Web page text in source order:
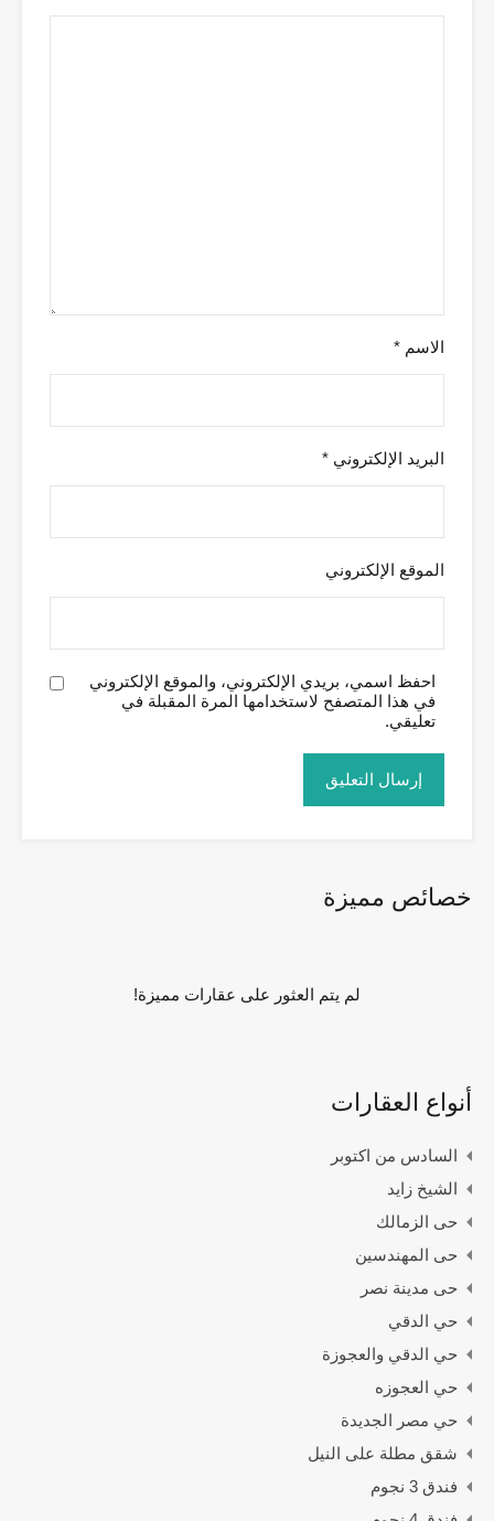
الاسم *
البريد الإلكتروني *
الموقع الإلكتروني
احفظ اسمي، بريدي الإلكتروني، والموقع الإلكتروني
في هذا المتصفح لاستخدامها المرة المقبلة في
تعليقي.
خصائص مميزة
لم يتم العثور على عقارات مميزة!
أنواع العقارات
السادس من اكتوبر
الشيخ زايد
حى الزمالك
حى المهندسين
حى مدينة نصر
حي الدقي
حي الدقي والعجوزة
حي العجوزه
حي مصر الجديدة
شقق مطلة على النيل
فندق 3 نجوم